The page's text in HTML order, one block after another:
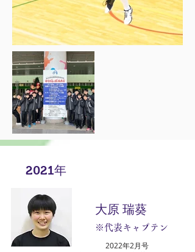
2021年
大原 瑞葵
※代表キャプテン
2022年2月号